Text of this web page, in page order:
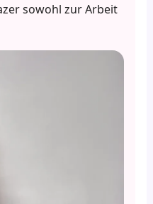
sowohl zur Arbeit